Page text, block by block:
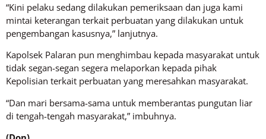
“Kini pelaku sedang dilakukan pemeriksaan dan juga kami
mintai keterangan terkait perbuatan yang dilakukan untuk
pengembangan kasusnya,” lanjutnya.
Kapolsek Palaran pun menghimbau kepada masyarakat untuk
tidak segan-segan segera melaporkan kepada pihak
Kepolisian terkait perbuatan yang meresahkan masyarakat.
“Dan mari bersama-sama untuk memberantas pungutan liar
di tengah-tengah masyarakat,” imbuhnya.